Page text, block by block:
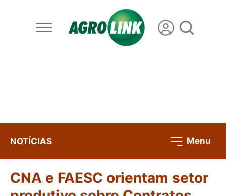
NOTÍCIAS Menu
CNA e FAESC orientam setor